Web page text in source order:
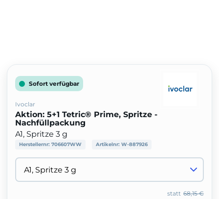
Sofort verfügbar
Ivoclar
Aktion: 5+1 Tetric® Prime, Spritze -
Nachfüllpackung
A1, Spritze 3 g
Herstellernr: 706607WW Artikelnr: W-887926
68,15 €
statt